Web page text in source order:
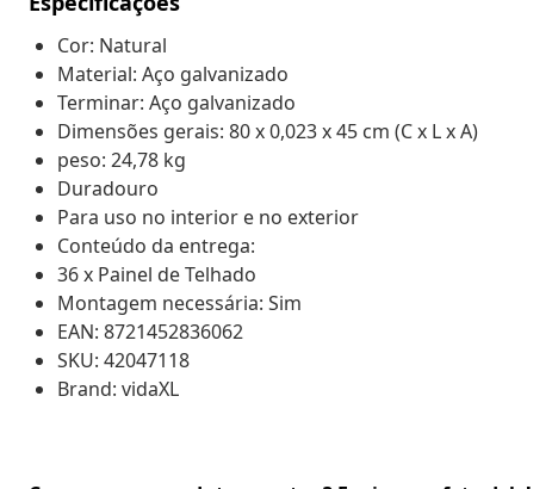
Cor: Natural
Material: Aço galvanizado
Terminar: Aço galvanizado
Dimensões gerais: 80 x 0,023 x 45 cm (C x L x A)
peso: 24,78 kg
Duradouro
Para uso no interior e no exterior
Conteúdo da entrega:
36 x Painel de Telhado
Montagem necessária: Sim
EAN: 8721452836062
SKU: 42047118
Brand: vidaXL